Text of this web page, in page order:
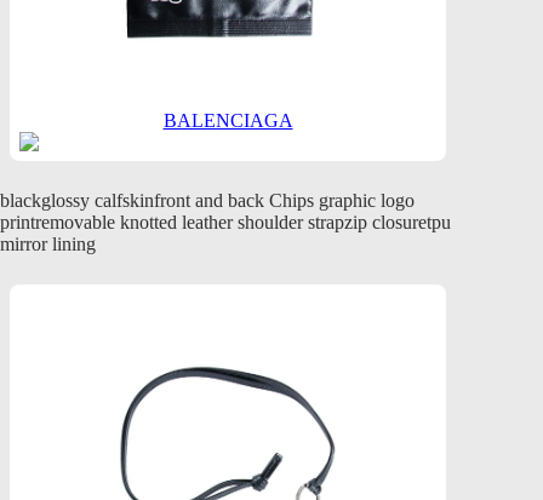
BALENCIAGA
blackglossy calfskinfront and back Chips graphic logo
printremovable knotted leather shoulder strapzip closuretpu
mirror lining